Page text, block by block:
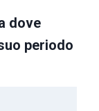
dove
periodo